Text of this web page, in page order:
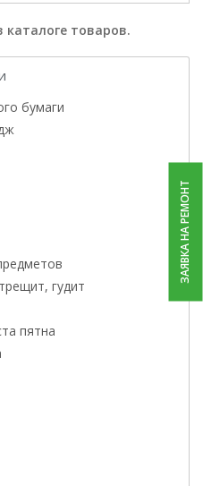
каталоге товаров.
бумаги
гудит
пятна
ЗАЯВКА НА РЕМОНТ